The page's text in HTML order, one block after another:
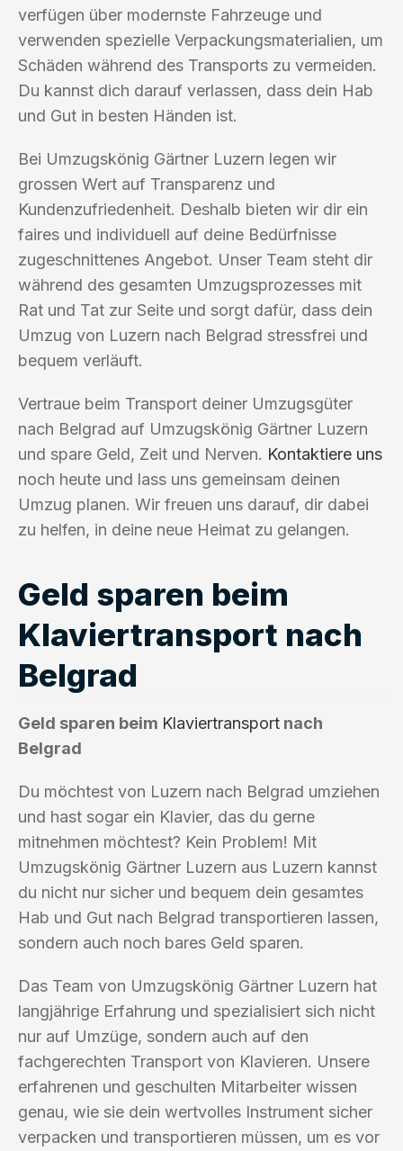
verfügen über modernste Fahrzeuge und
verwenden spezielle Verpackungsmaterialien, um
Schäden während des Transports zu vermeiden.
Du kannst dich darauf verlassen, dass dein Hab
und Gut in besten Händen ist.
Bei Umzugskönig Gärtner Luzern legen wir
grossen Wert auf Transparenz und
Kundenzufriedenheit. Deshalb bieten wir dir ein
faires und individuell auf deine Bedürfnisse
zugeschnittenes Angebot. Unser Team steht dir
während des gesamten Umzugsprozesses mit
Rat und Tat zur Seite und sorgt dafür, dass dein
Umzug von Luzern nach Belgrad stressfrei und
bequem verläuft.
Vertraue beim Transport deiner Umzugsgüter
nach Belgrad auf Umzugskönig Gärtner Luzern
und spare Geld, Zeit und Nerven. Kontaktiere uns
noch heute und lass uns gemeinsam deinen
Umzug planen. Wir freuen uns darauf, dir dabei
zu helfen, in deine neue Heimat zu gelangen.
Geld sparen beim
Klaviertransport nach
Belgrad
Geld sparen beim Klaviertransport nach
Belgrad
Du möchtest von Luzern nach Belgrad umziehen
und hast sogar ein Klavier, das du gerne
mitnehmen möchtest? Kein Problem! Mit
Umzugskönig Gärtner Luzern aus Luzern kannst
du nicht nur sicher und bequem dein gesamtes
Hab und Gut nach Belgrad transportieren lassen,
sondern auch noch bares Geld sparen.
Das Team von Umzugskönig Gärtner Luzern hat
langjährige Erfahrung und spezialisiert sich nicht
nur auf Umzüge, sondern auch auf den
fachgerechten Transport von Klavieren. Unsere
erfahrenen und geschulten Mitarbeiter wissen
genau, wie sie dein wertvolles Instrument sicher
verpacken und transportieren müssen, um es vor